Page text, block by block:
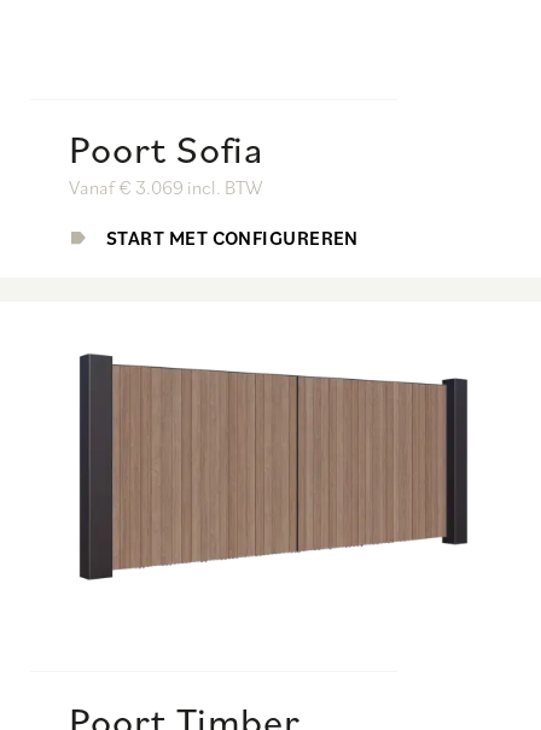
Poort Sofia
Vanaf € 3.069 incl. BTW
START MET CONFIGUREREN